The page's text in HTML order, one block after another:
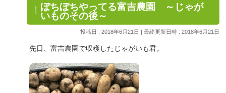
ぼちぼちやってる富吉農園 ～じゃが
いものその後～
投稿日 : 2018年6月21日 最終更新日時 : 2018年6月21日
先日、富吉農園で収穫したじゃがいも君。